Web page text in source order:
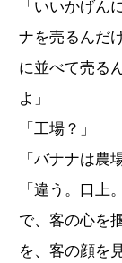
「いいかげん
ナを売るんだ
に並べて売る
よ」
「工場？」
「バナナは農
「違う。口上
で、客の心を
を、客の顔を